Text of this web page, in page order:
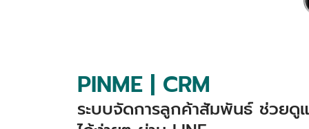
PINME | CRM
ระบบจัดการลูกค้าสัมพันธ์ ช่วย